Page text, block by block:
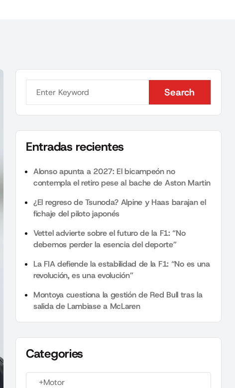
Search
Search
Entradas recientes
Alonso apunta a 2027: El bicampeón no
contempla el retiro pese al bache de Aston Martin
¿El regreso de Tsunoda? Alpine y Haas barajan el
fichaje del piloto japonés
Vettel advierte sobre el futuro de la F1: “No
debemos perder la esencia del deporte”
La FIA defiende la estabilidad de la F1: “No es una
revolución, es una evolución”
Montoya cuestiona la gestión de Red Bull tras la
salida de Lambiase a McLaren
Categories
+Motor